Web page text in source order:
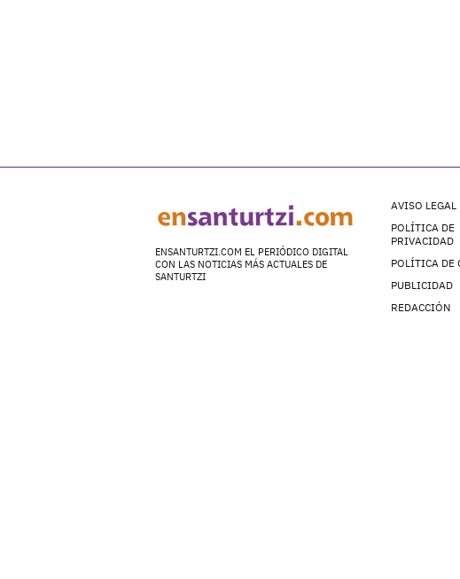
ENSANTURTZI.COM EL PERIÓDICO DIGITAL
CON LAS NOTICIAS MÁS ACTUALES DE
SANTURTZI
AVISO LEGAL
POLÍTICA DE
PRIVACIDAD
POLÍTICA DE
PUBLICIDAD
REDACCIÓN